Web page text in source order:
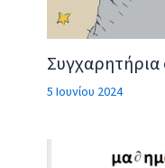
Συγχαρητήρια
5 Ιουνίου 2024